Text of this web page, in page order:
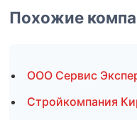
Похожие
ООО Сервис
Стройкомпания